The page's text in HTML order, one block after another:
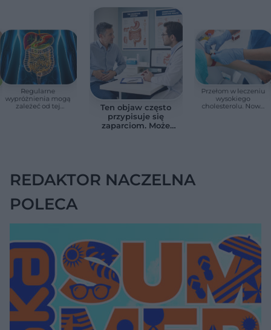
Regularne
wypróżnienia mogą
zależeć od tej
Ten objaw często
przypisuje się
zaparciom. Może
Przełom w leczeniu
wysokiego
cholesterolu. Nowa
REDAKTOR NACZELNA
POLECA